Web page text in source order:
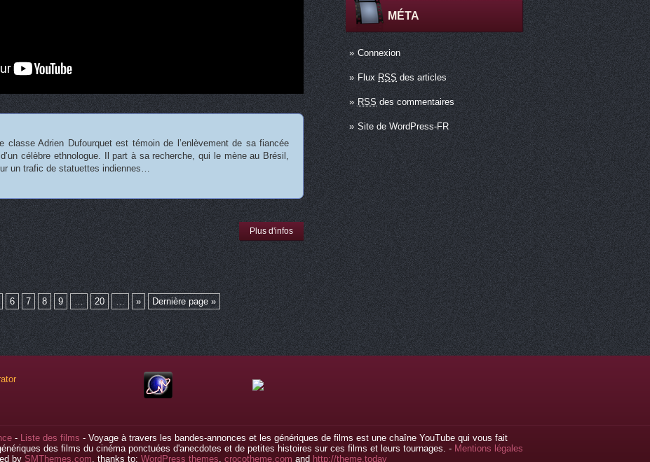
MÉTA
Connexion
Flux RSS des articles
RSSdes commentaires
Site de WordPress-FR
classe Adrien Dufourquet est témoin de l’enlèvement de sa fiancée
célèbre ethnologue. Il part à sa recherche, qui le mène au Brésil,
un trafic de statuettes indiennes…
Plus d'infos
6 7 8 9 … 20 … » Dernière page »
- Liste des films - Voyage à travers les bandes-annonces et les génériques de films est une chaîne YouTube qui vous fait
des films du cinéma ponctuées d'anecdotes et de petites histoires sur ces films et leurs tournages. - Mentions légales
by SMThemes.com, thanks to: WordPress themes, crocotheme.com and http://theme.today